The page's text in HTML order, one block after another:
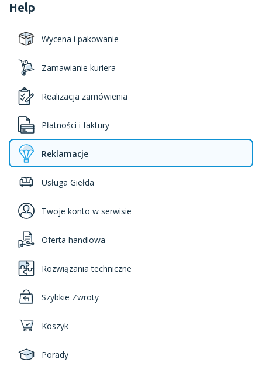
Help
Wycena i pakowanie
Zamawianie kuriera
Realizacja zamówienia
Płatności i faktury
Reklamacje
Usługa Giełda
Twoje konto w serwisie
Oferta handlowa
Rozwiązania techniczne
Szybkie Zwroty
Koszyk
Porady